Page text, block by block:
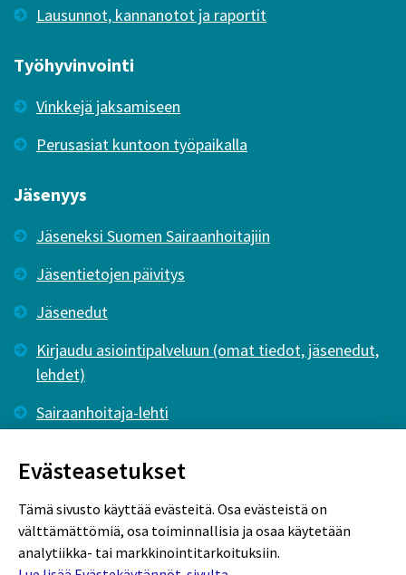
Lausunnot, kannanotot ja raportit
Työhyvinvointi
Vinkkejä jaksamiseen
Perusasiat kuntoon työpaikalla
Jäsenyys
Jäseneksi Suomen Sairaanhoitajiin
Jäsentietojen päivitys
Jäsenedut
Kirjaudu asiointipalveluun (omat tiedot, jäsenedut,
lehdet)
Sairaanhoitaja-lehti
Evästeasetukset
Tämä sivusto käyttää evästeitä. Osa evästeistä on
välttämättömiä, osa toiminnallisia ja osaa käytetään
analytiikka- tai markkinointitarkoituksiin.